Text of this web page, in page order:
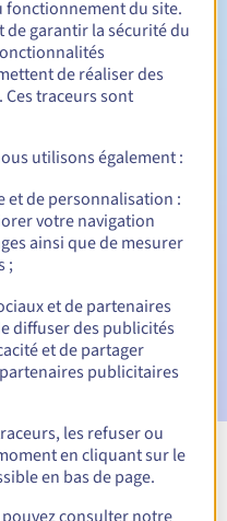
30 jours
7 et 3 jours avant la
notification de la
Periodpour
nom de domaine
fonctionnement du site.
garantir la sécurité du
de réaliser des
Ces traceurs sont
utilisons également :
et de personnalisation :
votre navigation
ainsi que de mesurer
;
et de partenaires
diffuser des publicités
et de partager
publicitaires
les refuser ou
en cliquant sur le
en bas de page.